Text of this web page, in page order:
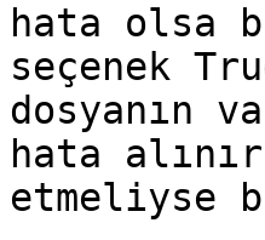
hata olsa
seçenek
dosyanın
hata
etmeliyse